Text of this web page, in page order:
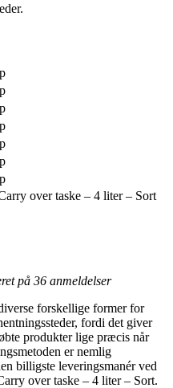
over taske – 4 liter – Sort
på 36 anmeldelser
forskellige former for
fordi det giver
produkter lige præcis når
er nemlig
billigste leveringsmanér ved
over taske – 4 liter – Sort.